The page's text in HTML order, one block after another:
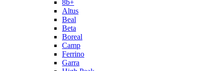
8b+
Altus
Beal
Beta
Boreal
Camp
Ferrino
Garra